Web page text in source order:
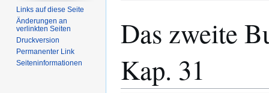
Das zweite
Kap. 31
Links auf diese Seite
Änderungen an
verlinkten Seiten
Druckversion
Permanenter Link
Seiten­­informationen